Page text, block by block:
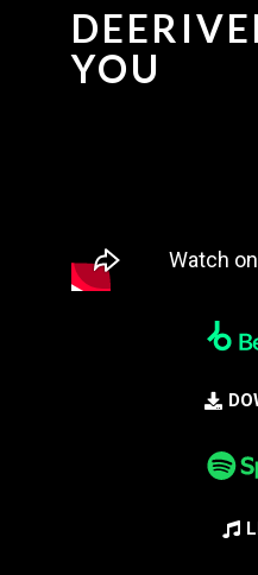
YOU